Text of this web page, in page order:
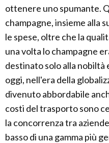
ottenere uno spumante.
champagne, insieme alla
le spese, oltre che la
una volta lo champagne
destinato solo alla nobiltà
oggi, nell'era della
divenuto abbordabile
costi del trasporto sono
la concorrenza tra
basso di una gamma più